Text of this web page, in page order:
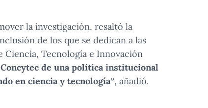
la investigación, resaltó la
de los que se dedican a las
Ciencia, Tecnología e Innovación
de una política institucional
en ciencia y tecnología”, añadió.